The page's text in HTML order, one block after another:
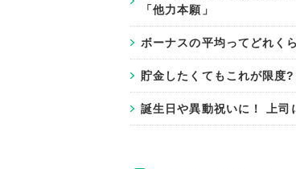
「他力本願」
ボーナスの平均ってどれく
貯金したくてもこれが限度
誕生日や異動祝いに！ 上司